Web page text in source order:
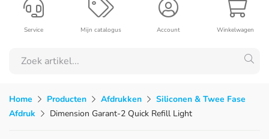
Winkelwagen
Account
Mijn catalogus
Service
Home Producten Afdrukken
Siliconen & Twee Fase
Afdruk
Dimension Garant-2 Quick Refill Light